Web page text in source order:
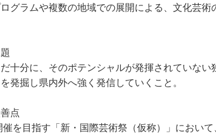
ログラムや複数の地域での展開による、文化芸
だ十分に、そのポテンシャルが発揮されていな
発掘し県内外へ強く発信していくこと。
点
催を目指す「新・国際芸術祭（仮称）」におい